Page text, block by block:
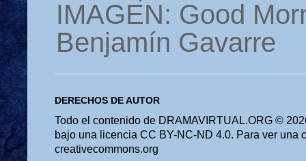
IMAGEN: Good
Benjamín Gavarre
DERECHOS DE AUTOR
Todo el contenido de DRAMAVIRTUAL.ORG ©
bajo una licencia CC BY-NC-ND 4.0. Para ver una
creativecommons.org